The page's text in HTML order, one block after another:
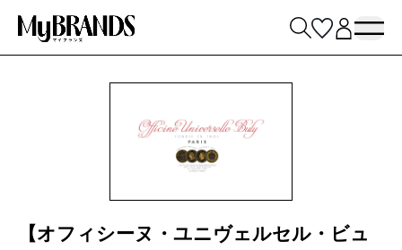
【オフィシーヌ・ユニヴェルセル・ビュ